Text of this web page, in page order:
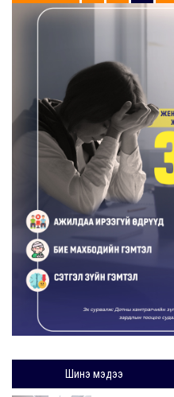
Шинэ мэдээ